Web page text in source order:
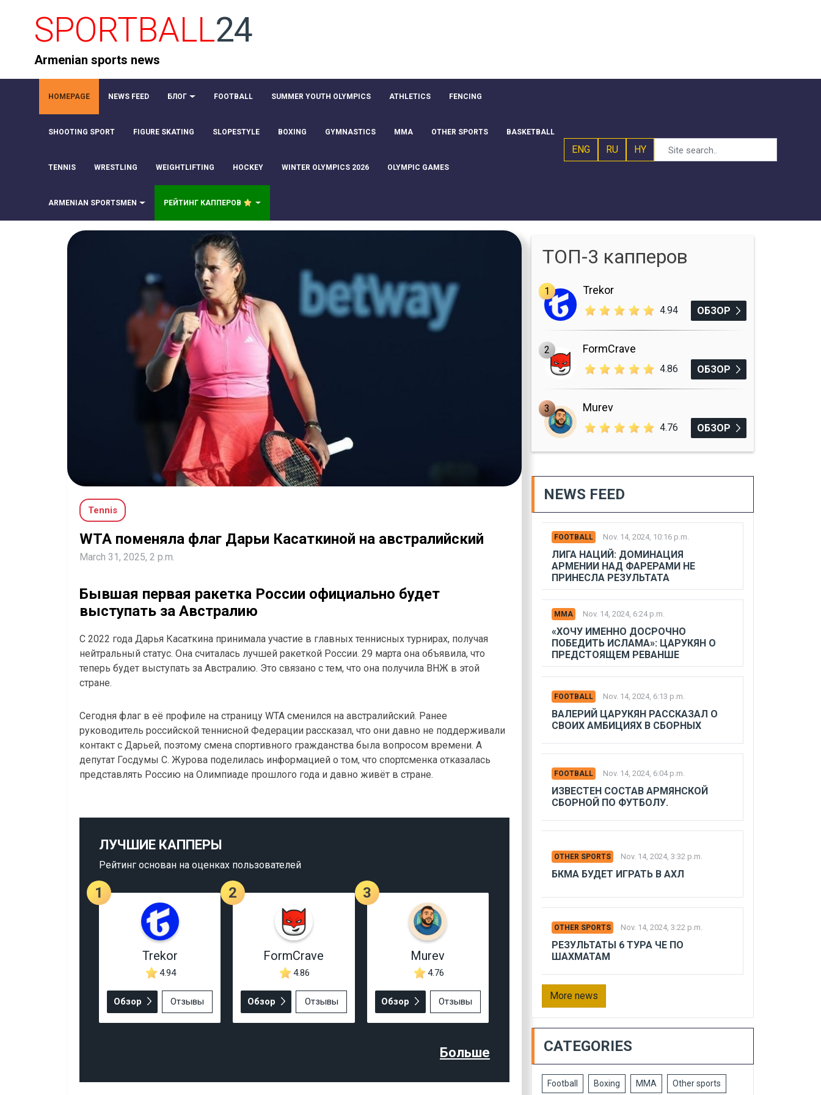
SPORTBALL24
Armenian sports news
HOMEPAGE NEWS FEED БЛОГ FOOTBALL SUMMER YOUTH OLYMPICS ATHLETICS FENCING
SHOOTING SPORT FIGURE SKATING SLOPESTYLE BOXING GYMNASTICS MMA OTHER SPORTS BASKETBALL
TENNIS WRESTLING WEIGHTLIFTING HOCKEY WINTER OLYMPICS 2026 OLYMPIC GAMES
ARMENIAN SPORTSMEN РЕЙТИНГ КАППЕРОВ
ENG RU HY
Tennis
WTA поменяла флаг Дарьи Касаткиной на австралийский
March 31, 2025, 2 p.m.
Бывшая первая ракетка России официально будет
выступать за Австралию
С 2022 года Дарья Касаткина принимала участие в главных теннисных турнирах, получая
нейтральный статус. Она считалась лучшей ракеткой России. 29 марта она объявила, что
теперь будет выступать за Австралию. Это связано с тем, что она получила ВНЖ в этой
стране.
Сегодня флаг в её профиле на страницу WTA сменился на австралийский. Ранее
руководитель российской теннисной Федерации рассказал, что они давно не поддерживали
контакт с Дарьей, поэтому смена спортивного гражданства была вопросом времени. А
депутат Госдумы С. Журова поделилась информацией о том, что спортсменка отказалась
представлять Россию на Олимпиаде прошлого года и давно живёт в стране.
ЛУЧШИЕ КАППЕРЫ
Рейтинг основан на оценках пользователей
1
Trekor
4.94
Обзор Отзывы
2
FormCrave
4.86
Обзор Отзывы
3
Murev
4.76
Обзор Отзывы
Больше
ТОП-3 капперов
1 Trekor
4.94 ОБЗОР
2 FormCrave
4.86 ОБЗОР
3 Murev
4.76 ОБЗОР
NEWS FEED
FOOTBALL Nov. 14, 2024, 10:16 p.m.
ЛИГА НАЦИЙ: ДОМИНАЦИЯ
АРМЕНИИ НАД ФАРЕРАМИ НЕ
ПРИНЕСЛА РЕЗУЛЬТАТА
MMA Nov. 14, 2024, 6:24 p.m.
«ХОЧУ ИМЕННО ДОСРОЧНО
ПОБЕДИТЬ ИСЛАМА»: ЦАРУКЯН О
ПРЕДСТОЯЩЕМ РЕВАНШЕ
FOOTBALL Nov. 14, 2024, 6:13 p.m.
ВАЛЕРИЙ ЦАРУКЯН РАССКАЗАЛ О
СВОИХ АМБИЦИЯХ В СБОРНЫХ
FOOTBALL Nov. 14, 2024, 6:04 p.m.
ИЗВЕСТЕН СОСТАВ АРМЯНСКОЙ
СБОРНОЙ ПО ФУТБОЛУ.
OTHER SPORTS Nov. 14, 2024, 3:32 p.m.
БКМА БУДЕТ ИГРАТЬ В АХЛ
OTHER SPORTS Nov. 14, 2024, 3:22 p.m.
РЕЗУЛЬТАТЫ 6 ТУРА ЧЕ ПО
ШАХМАТАМ
More news
CATEGORIES
Football Boxing MMA Other sports